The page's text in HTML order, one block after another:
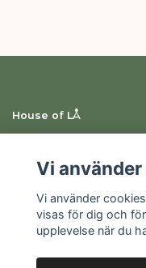
House of LÅ
Sociala medier
Vi
Vi använder
visas för dig och
upplevelse när du